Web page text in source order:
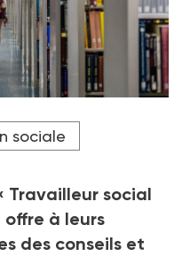
NORTH AMERICA
sociale
Travailleur social
à leurs
des conseils et